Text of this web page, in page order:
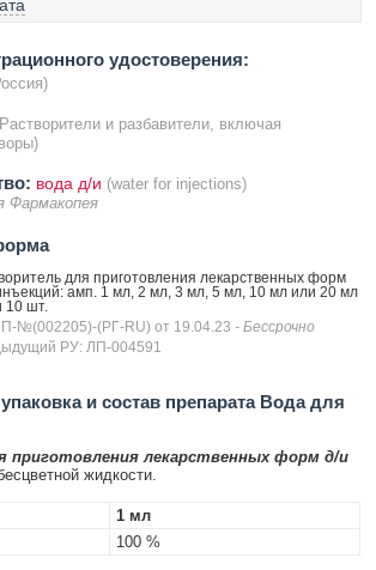
удостоверения:
и разбавители, включая
вода д/и (water for injections)
Фармакопея
для приготовления лекарственных форм
амп. 1 мл, 2 мл, 3 мл, 5 мл, 10 мл или 20 мл
10 шт.
№(002205)-(РГ-RU) от 19.04.23 - Бессрочно
РУ: ЛП-004591
и состав препарата Вода для
приготовления лекарственных форм д/и
жидкости.
1 мл
100 %